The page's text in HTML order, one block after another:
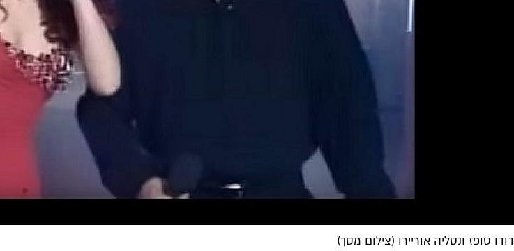
דודו טופז ונטליה אוריירו (צילום מסך)